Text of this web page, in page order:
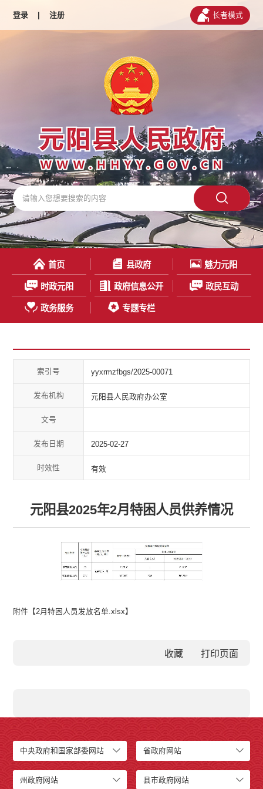
登录 | 注册 长者模式
首页 县政府 魅力元阳
时政元阳 政府信息公开 政民互动
政务服务 专题专栏
索引号 yyxrmzfbgs/2025-00071
发布机构 元阳县人民政府办公室
文号
发布日期 2025-02-27
时效性 有效
元阳县2025年2月特困人员供养情况
附件【2月特困人员发放名单.xlsx】
收藏
中央政府和国家部委网站 省政府网站
州政府网站 县市政府网站